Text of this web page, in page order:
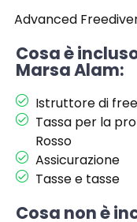
Advanced
Cosa è
Marsa Alam:
Istruttore di
Tassa per la
Rosso
Assicurazione
Tasse e tasse
Cosa non è